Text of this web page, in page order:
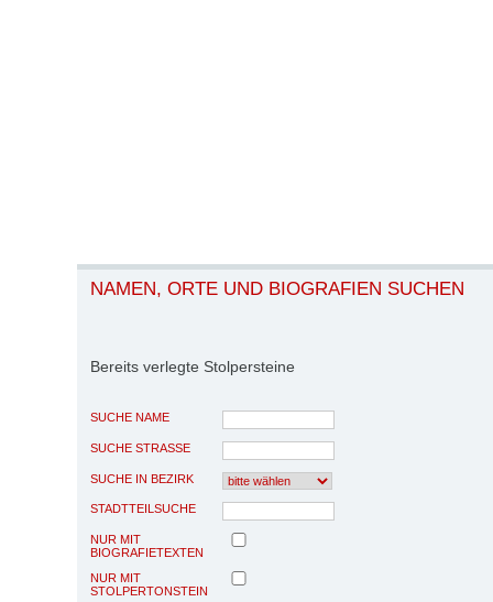
NAMEN, ORTE UND BIOGRAFIEN SUCHEN
Bereits verlegte Stolpersteine
SUCHE NAME
SUCHE STRASSE
SUCHE IN BEZIRK
STADTTEILSUCHE
NUR MIT
BIOGRAFIETEXTEN
NUR MIT
STOLPERTONSTEIN